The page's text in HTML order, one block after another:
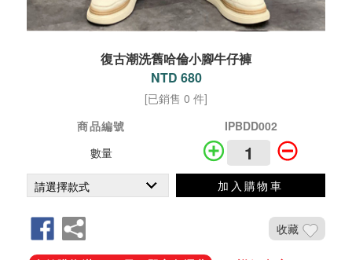
復古潮洗舊哈倫小腳牛仔褲
NTD 680
[已銷售 0 件]
商品編號
IPBDD002
數量
加入購物車
收藏